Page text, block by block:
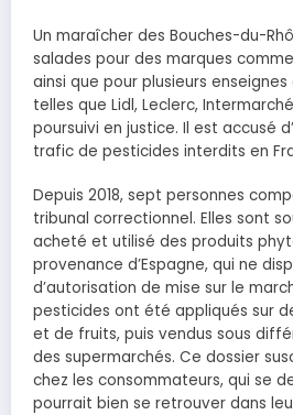
Un maraîcher des Bouches-du-
salades pour des marques
ainsi que pour plusieurs
telles que Lidl, Leclerc,
poursuivi en justice. Il est accusé
trafic de pesticides interdits en
Depuis 2018, sept personnes
tribunal correctionnel. Elles sont
acheté et utilisé des produits
provenance d’Espagne, qui ne
d’autorisation de mise sur le
pesticides ont été appliqués sur
et de fruits, puis vendus sous
des supermarchés. Ce dossier
chez les consommateurs, qui se
pourrait bien se retrouver dans